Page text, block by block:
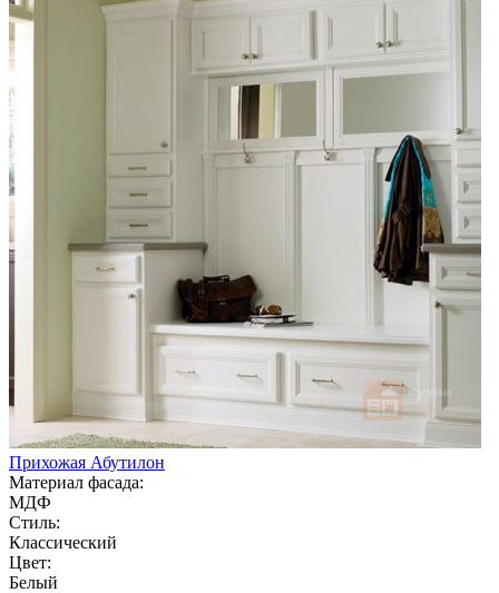
Прихожая Абутилон
Материал фасада:
МДФ
Стиль:
Классический
Цвет:
Белый